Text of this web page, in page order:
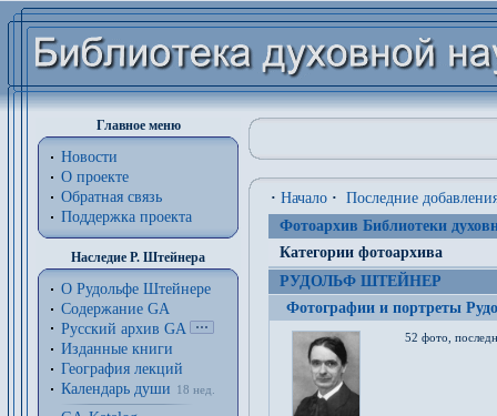
Главное меню
Новости
О проекте
Обратная связь
Поддержка проекта
Наследие Р. Штейнера
О Рудольфе Штейнере
Содержание GA
Русский архив GA
Изданные книги
География лекций
Календарь души
18 нед.
· Начало · Последние
Фотоархив Библиотеки
Категории фотоархива
РУДОЛЬФ ШТЕЙНЕР
Фотографии и портреты
52 фото,